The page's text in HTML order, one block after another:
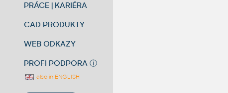
PRÁCE | KARIÉRA
CAD PRODUKTY
WEB ODKAZY
PROFI PODPORA ⓘ
also in ENGLISH